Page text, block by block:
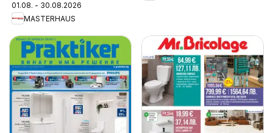
01.08. - 30.08.2026
MASTERHAUS